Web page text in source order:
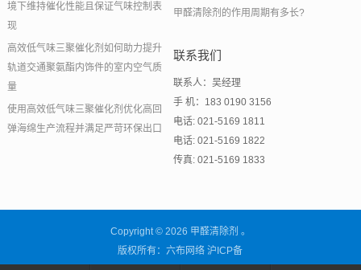
境下维持催化性能且保证气味控制表
现
高效低气味三聚催化剂如何助力提升
轨道交通聚氨酯内饰件的室内空气质
量
使用高效低气味三聚催化剂优化高回
弹海绵生产流程并满足严苛环保出口
甲醛清除剂的作用周期有多长?
联系我们
联系人：吴经理
手 机：183 0190 3156
电话: 021-5169 1811
电话: 021-5169 1822
传真: 021-5169 1833
Copyright © 2026 甲醛清除剂 。
版权所有：六布网络沪ICP备